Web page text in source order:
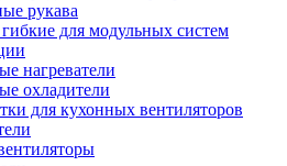
рукава
для модульных систем
нагреватели
охладители
для кухонных вентиляторов